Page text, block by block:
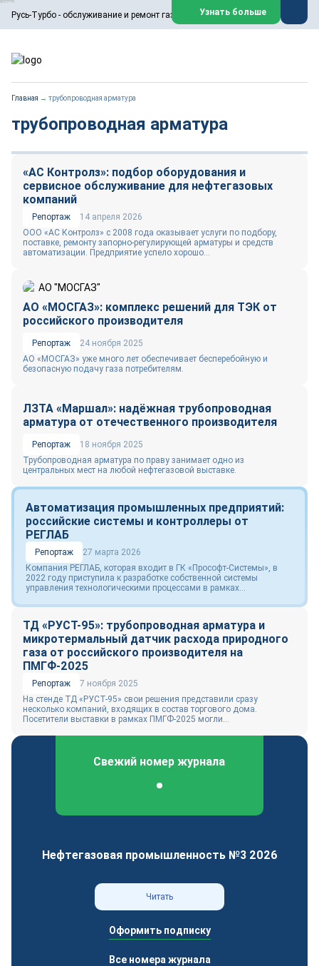
Русь-Турбо - обслуживание и ремонт газовых паровых турбин
ООО «Русь-Турбо» занимается сервисом газовых и паровых
турбин, комплексным ремонтом, восстановлением,
техническим обслуживанием оборудования ТЭС,
работают на нефтегазовых, нефтехимических,
металлургических и других предприятиях.
Реклама. ООО «Русь-Турбо», ИНН 7802588950
Перейти на сайт
Узнать больше
Главная → трубопроводная арматура
трубопроводная арматура
«АС Контролз»: подбор оборудования и
сервисное обслуживание для нефтегазовых
компаний
Репортаж
14 апреля 2026
ООО «АС Контролз» с 2008 года оказывает услуги по подбору,
поставке, ремонту запорно-регулирующей арматуры и средств
автоматизации. Предприятие успело хорошо...
АО «МОСГАЗ»: комплекс решений для ТЭК от
российского производителя
Репортаж
24 ноября 2025
АО «МОСГАЗ» уже много лет обеспечивает бесперебойную и
безопасную подачу газа потребителям.
ЛЗТА «Маршал»: надёжная трубопроводная
арматура от отечественного производителя
Репортаж
18 ноября 2025
Трубопроводная арматура по праву занимает одно из
центральных мест на любой нефтегазовой выставке.
Автоматизация промышленных предприятий:
российские системы и контроллеры от
РЕГЛАБ
Репортаж
27 марта 2026
Компания РЕГЛАБ, которая входит в ГК «Прософт-Системы», в
2022 году приступила к разработке собственной системы
управления технологическими процессами в рамках...
ТД «РУСТ-95»: трубопроводная арматура и
микротермальный датчик расхода природного
газа от российского производителя на
ПМГФ-2025
Репортаж
7 ноября 2025
На стенде ТД «РУСТ-95» свои решения представили сразу
несколько компаний, входящих в состав торгового дома.
Посетители выставки в рамках ПМГФ-2025 могли...
Свежий номер журнала
Нефтегазовая промышленность №3 2026
Читать
Оформить подписку
Все номера журнала